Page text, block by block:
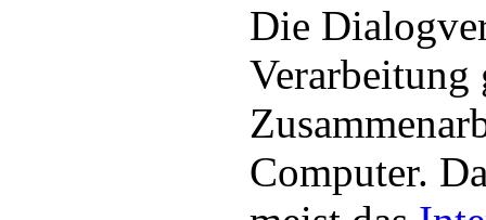
Die
Verarbeitung
Computer.